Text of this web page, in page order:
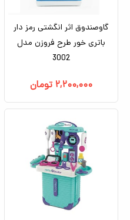
گاوصندوق اثر انگشتی رمز دار
باتری خور طرح فروزن مدل
3002
۲,۲۰۰,۰۰۰ تومان